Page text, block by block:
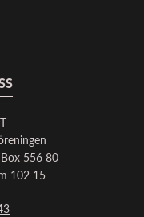
556 80
102 15